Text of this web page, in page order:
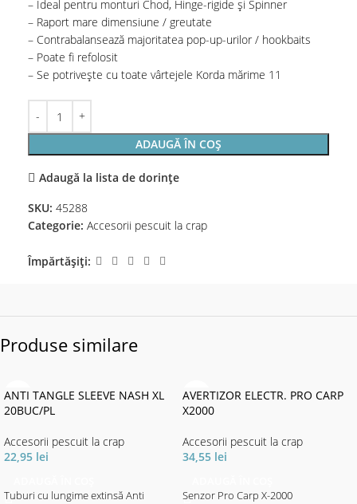
– Ideal pentru monturi Chod, Hinge-rigide și Spinner
– Raport mare dimensiune / greutate
– Contrabalansează majoritatea pop-up-urilor / hookbaits
– Poate fi refolosit
– Se potrivește cu toate vârtejele Korda mărime 11
ADAUGĂ ÎN COȘ
Adaugă la lista de dorințe
SKU: 45288
Categorie: Accesorii pescuit la crap
Împărtășiți:
Produse similare
ANTI TANGLE SLEEVE NASH XL
20BUC/PL
Accesorii pescuit la crap
22,95 lei
Tuburi cu lungime extinsă Anti
AVERTIZOR ELECTR. PRO CARP
X2000
Accesorii pescuit la crap
34,55 lei
Senzor Pro Carp X-2000